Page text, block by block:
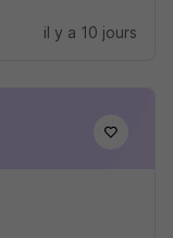
il y a 10 jours